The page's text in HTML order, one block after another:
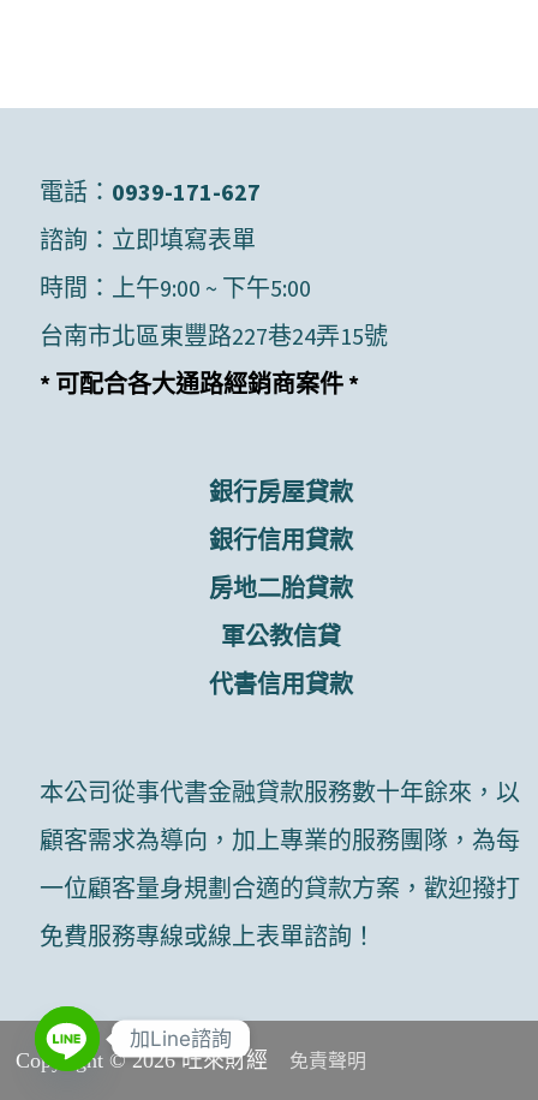
電話： 0939-171-627
諮詢： 立即填寫表單
時間：上午9:00 ~ 下午5:00
台南市北區東豐路227巷24弄15號
* 可配合各大通路經銷商案件 *
銀行房屋貸款
銀行信用貸款
房地二胎貸款
軍公教信貸
代書信用貸款
本公司從事代書金融貸款服務數十年餘來，以
顧客需求為導向，加上專業的服務團隊，為每
一位顧客量身規劃合適的貸款方案，歡迎撥打
免費服務專線或線上表單諮詢！
Copyright © 2026 旺來財經 免責聲明
加Line諮詢